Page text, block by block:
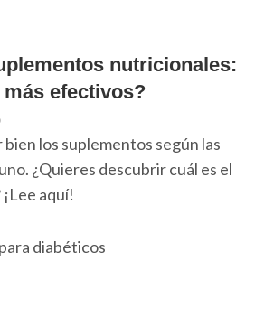
nutricionales:
efectivos?
los suplementos según las
¿Quieres descubrir cuál es el
aquí!